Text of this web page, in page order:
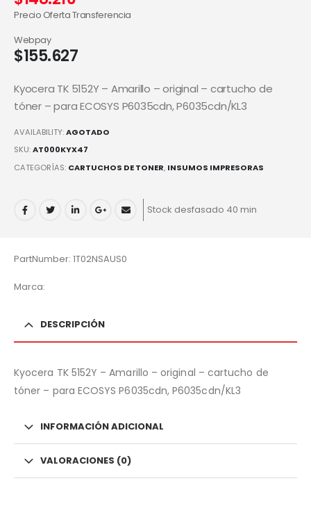
Precio Oferta Transferencia
$155.627
Webpay
Kyocera TK 5152Y – Amarillo – original – cartucho de
tóner – para ECOSYS P6035cdn, P6035cdn/KL3
AVAILABILITY:AGOTADO
SKU:AT000KYX47
CATEGORÍAS: CARTUCHOS DE TONER, INSUMOS IMPRESORAS
Stock desfasado 40 min
PartNumber: 1T02NSAUS0
Marca:
DESCRIPCIÓN
Kyocera TK 5152Y – Amarillo – original – cartucho de
tóner – para ECOSYS P6035cdn, P6035cdn/KL3
INFORMACIÓN ADICIONAL
VALORACIONES (0)